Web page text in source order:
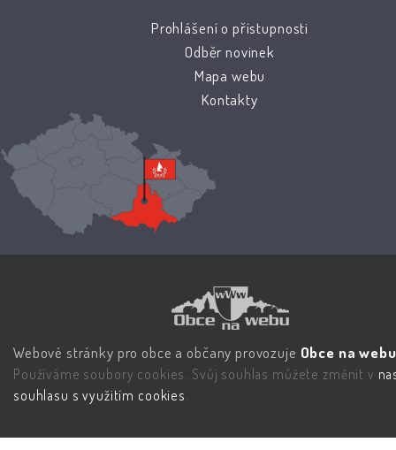
Prohlášení o přístupnosti
Odběr novinek
Mapa webu
Kontakty
Webové stránky pro obce a občany provozuje Obce na
Používáme soubory cookies. Svůj souhlas můžete změnit v
souhlasu s využitím cookies.